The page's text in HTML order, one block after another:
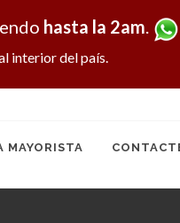
hasta la 2am.
interior del país.
MAYORISTA